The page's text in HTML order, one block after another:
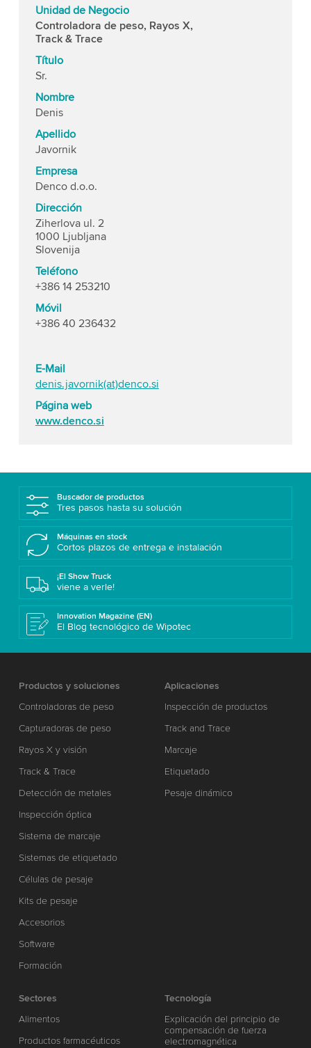
Unidad de Negocio
Controladora de peso, Rayos X,
Track & Trace
Título
Sr.
Nombre
Denis
Apellido
Javornik
Empresa
Denco d.o.o.
Dirección
Ziherlova ul. 2
1000 Ljubljana
Slovenija
Teléfono
+386 14 253210
Móvil
+386 40 236432
E-Mail
denis.javornik(at)denco.si
Página web
www.denco.si
Buscador de productos
Tres pasos hasta su solución
Máquinas en stock
Cortos plazos de entrega e instalación
¡El Show Truck
viene a verle!
Innovation Magazine (EN)
El Blog tecnológico de Wipotec
Productos y soluciones
Controladoras de peso
Capturadoras de peso
Rayos X y visión
Track & Trace
Detección de metales
Inspección óptica
Sistema de marcaje
Sistemas de etiquetado
Células de pesaje
Kits de pesaje
Accesorios
Software
Formación
Aplicaciones
Inspección de productos
Track and Trace
Marcaje
Etiquetado
Pesaje dinámico
Sectores
Alimentos
Productos farmacéuticos
Tecnología
Explicación del principio de
compensación de fuerza
electromagnética